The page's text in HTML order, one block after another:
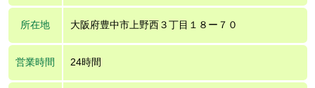
所在地 大阪府豊中市上野西３丁目１８ー７０
営業時間 24時間